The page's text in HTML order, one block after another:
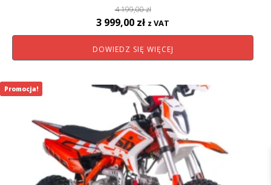
4 199,00zł
Pierwotna
cena
wynosiła:
199,00 zł.
3 999,00 złAktualna
cena
wynosi:
999,00 zł.
z VAT
DOWIEDZ SIĘ WIĘCEJ
Promocja!